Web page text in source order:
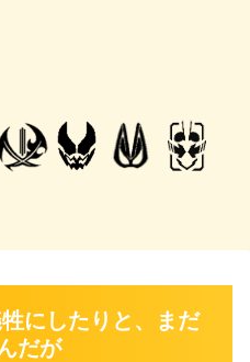
にしたりと、まだ
だが